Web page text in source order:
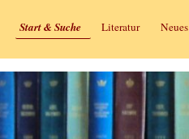
Start & Suche Literatur Neues